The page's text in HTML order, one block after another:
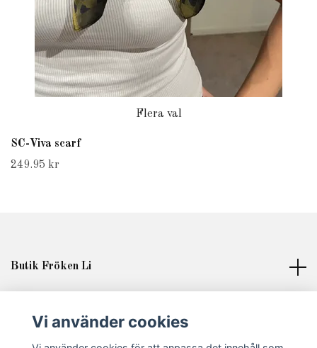
Flera val
SC-Viva scarf
249.95 kr
Butik Fröken Li
Vi använder cookies